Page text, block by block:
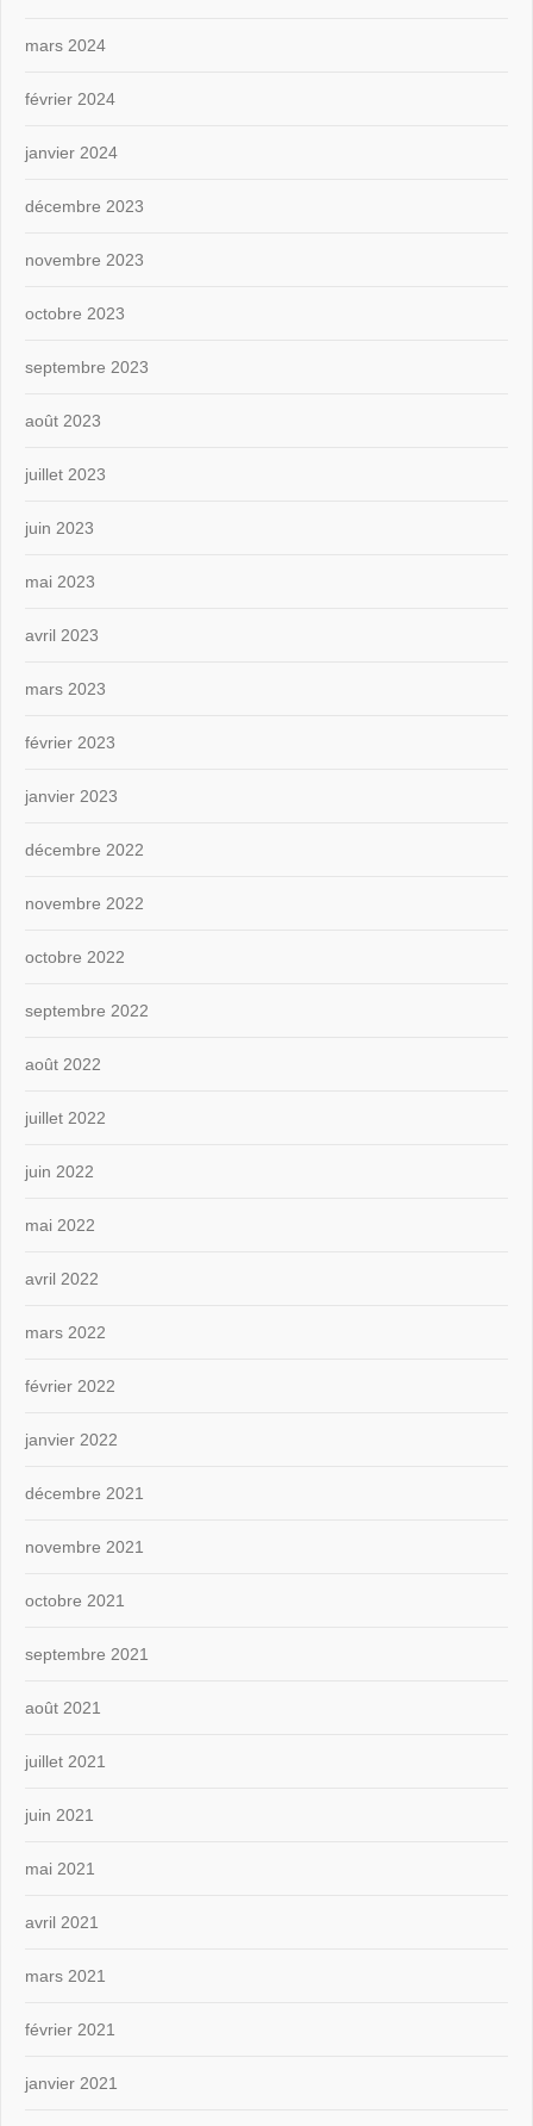
mars 2024
février 2024
janvier 2024
décembre 2023
novembre 2023
octobre 2023
septembre 2023
août 2023
juillet 2023
juin 2023
mai 2023
avril 2023
mars 2023
février 2023
janvier 2023
décembre 2022
novembre 2022
octobre 2022
septembre 2022
août 2022
juillet 2022
juin 2022
mai 2022
avril 2022
mars 2022
février 2022
janvier 2022
décembre 2021
novembre 2021
octobre 2021
septembre 2021
août 2021
juillet 2021
juin 2021
mai 2021
avril 2021
mars 2021
février 2021
janvier 2021